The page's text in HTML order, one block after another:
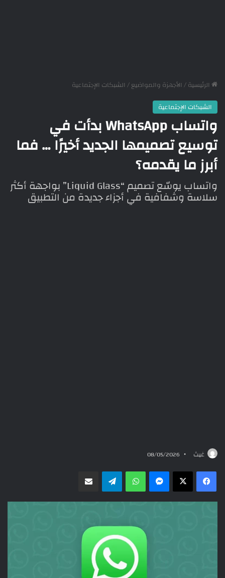
الرئيسية/ الأجهزة والمواضيع/ الشبكات الإجتماعية
الشبكات الإجتماعية
واتساب WhatsApp بدأت في
توسيع تصميمها الجديد أخيرًا … فما
أبرز ما يقدمه؟
واتساب يوسّع تصميم “Liquid Glass” بواجهة أكثر
سلاسة وشفافية في أجزاء جديدة من التطبيق
غيث 08/05/2026
ماسنجر واتسابتيلقرام